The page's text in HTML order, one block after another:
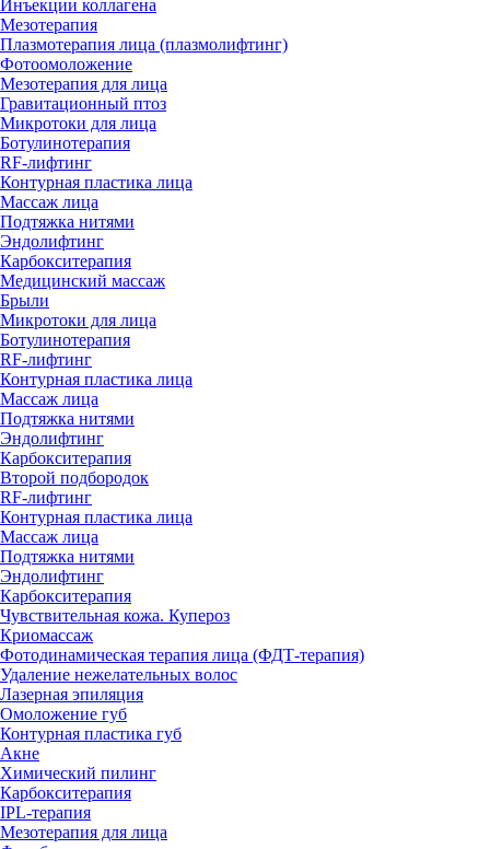
Инъекции коллагена
Мезотерапия
Плазмотерапия лица (плазмолифтинг)
Фотоомоложение
Мезотерапия для лица
Гравитационный птоз
Микротоки для лица
Ботулинотерапия
RF-лифтинг
Контурная пластика лица
Массаж лица
Подтяжка нитями
Эндолифтинг
Карбокситерапия
Медицинский массаж
Брыли
Микротоки для лица
Ботулинотерапия
RF-лифтинг
Контурная пластика лица
Массаж лица
Подтяжка нитями
Эндолифтинг
Карбокситерапия
Второй подбородок
RF-лифтинг
Контурная пластика лица
Массаж лица
Подтяжка нитями
Эндолифтинг
Карбокситерапия
Чувствительная кожа. Купероз
Криомассаж
Фотодинамическая терапия лица (ФДТ-терапия)
Удаление нежелательных волос
Лазерная эпиляция
Омоложение губ
Контурная пластика губ
Акне
Химический пилинг
Карбокситерапия
IPL‑терапия
Мезотерапия для лица